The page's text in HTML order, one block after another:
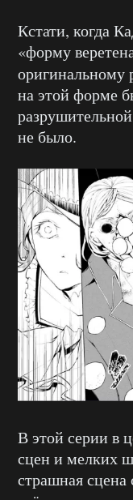
Кстати, когда
«форму
оригинальному
на этой форме
не было.
В этой серии в
сцен и мелких
страшная